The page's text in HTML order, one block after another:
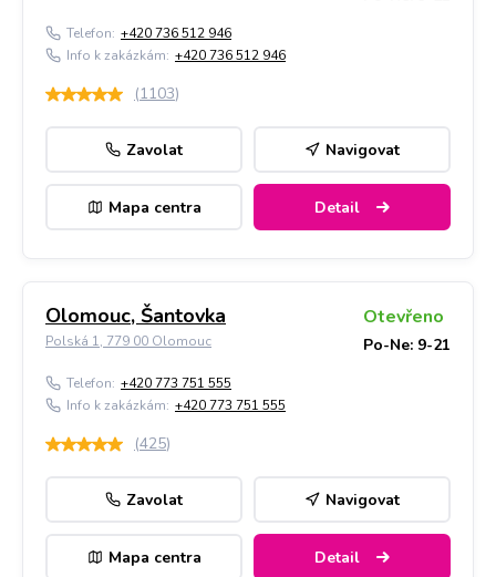
Telefon: +420 736 512 946
Info k zakázkám: +420 736 512 946
(1103)
Zavolat Navigovat
Mapa centra Detail
Olomouc, Šantovka
Polská 1, 779 00 Olomouc
Otevřeno
Po-Ne: 9-21
Telefon: +420 773 751 555
Info k zakázkám: +420 773 751 555
(425)
Zavolat Navigovat
Mapa centra Detail